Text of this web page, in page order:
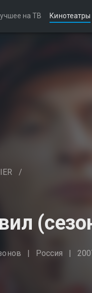
на ТВ Кинотеатры
/
Россия